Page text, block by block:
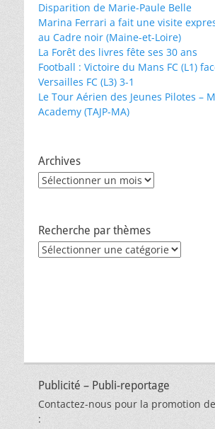
Disparition de Marie-Paule Belle
Marina Ferrari a fait une visite
au Cadre noir (Maine-et-Loire)
La Forêt des livres fête ses 30 ans
Football : Victoire du Mans FC (L1)
Versailles FC (L3) 3-1
Le Tour Aérien des Jeunes Pilotes –
Academy (TAJP-MA)
Archives
Archives
Recherche par thèmes
Recherche
Publicité – Publi-reportage
Contactez-nous pour la promotion
: